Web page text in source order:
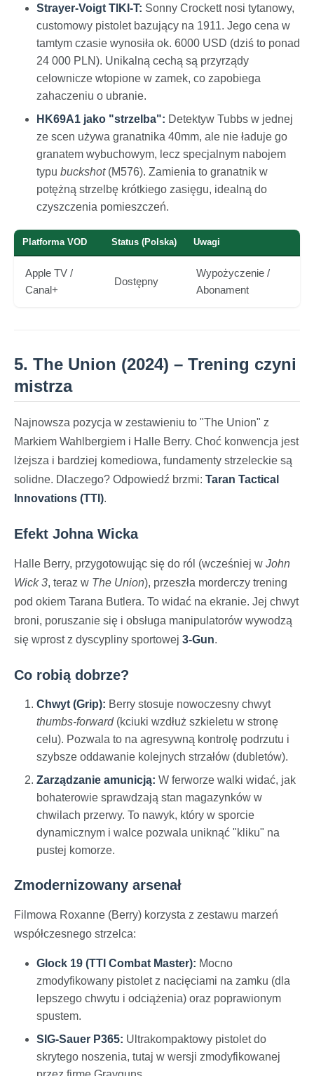
Strayer-Voigt TIKI-T: Sonny Crockett nosi tytanowy,
customowy pistolet bazujący na 1911. Jego cena w
tamtym czasie wynosiła ok. 6000 USD (dziś to ponad
24 000 PLN). Unikalną cechą są przyrządy
celownicze wtopione w zamek, co zapobiega
zahaczeniu o ubranie.
HK69A1 jako "strzelba": Detektyw Tubbs w jednej
ze scen używa granatnika 40mm, ale nie ładuje go
granatem wybuchowym, lecz specjalnym nabojem
typu buckshot(M576). Zamienia to granatnik w
potężną strzelbę krótkiego zasięgu, idealną do
czyszczenia pomieszczeń.
Platforma VOD Status (Polska) Uwagi
Apple TV /
Canal+
Dostępny
Wypożyczenie /
Abonament
5. The Union (2024) – Trening czyni
mistrza
Najnowsza pozycja w zestawieniu to "The Union" z
Markiem Wahlbergiem i Halle Berry. Choć konwencja jest
lżejsza i bardziej komediowa, fundamenty strzeleckie są
solidne. Dlaczego? Odpowiedź brzmi: Taran Tactical
Innovations (TTI).
Efekt Johna Wicka
Halle Berry, przygotowując się do ról (wcześniej w John
Wick 3, teraz w The Union), przeszła morderczy trening
pod okiem Tarana Butlera. To widać na ekranie. Jej chwyt
broni, poruszanie się i obsługa manipulatorów wywodzą
się wprost z dyscypliny sportowej 3-Gun.
Co robią dobrze?
Chwyt (Grip): Berry stosuje nowoczesny chwyt
thumbs-forward(kciuki wzdłuż szkieletu w stronę
celu). Pozwala to na agresywną kontrolę podrzutu i
szybsze oddawanie kolejnych strzałów (dubletów).
Zarządzanie amunicją: W ferworze walki widać, jak
bohaterowie sprawdzają stan magazynków w
chwilach przerwy. To nawyk, który w sporcie
dynamicznym i walce pozwala uniknąć "kliku" na
pustej komorze.
Zmodernizowany arsenał
Filmowa Roxanne (Berry) korzysta z zestawu marzeń
współczesnego strzelca:
Glock 19 (TTI Combat Master): Mocno
zmodyfikowany pistolet z nacięciami na zamku (dla
lepszego chwytu i odciążenia) oraz poprawionym
spustem.
SIG-Sauer P365: Ultrakompaktowy pistolet do
skrytego noszenia, tutaj w wersji zmodyfikowanej